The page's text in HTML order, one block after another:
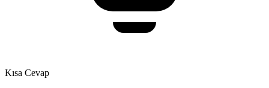
Kısa Cevap